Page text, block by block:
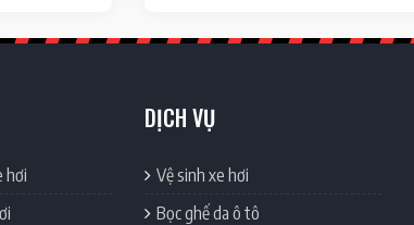
hơi
DỊCH VỤ
Vệ sinh xe hơi
Bọc ghế da ô tô